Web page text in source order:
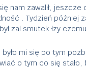
nam zawalił, jeszcze
. Tydzień później
żal smutek łzy
było mi się po tym
o tym co się stało,